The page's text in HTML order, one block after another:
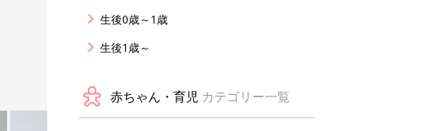
生後0歳～1歳
生後1歳～
赤ちゃん・育児 カテゴリー一覧